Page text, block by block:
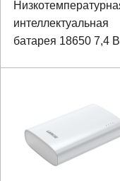
интеллектуальная
батарея 18650 7,4 В